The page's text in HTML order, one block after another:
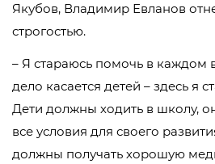
Якубов, Владимир Евланов
строгостью.
– Я стараюсь помочь в каждом
дело касается детей – здесь я
Дети должны ходить в школу,
все условия для своего
должны получать хорошую